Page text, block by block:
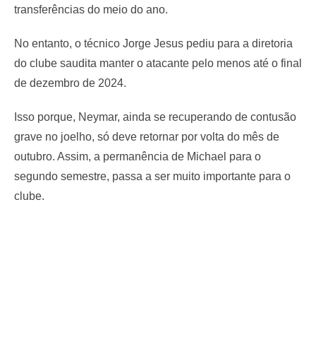
transferências do meio do ano.
No entanto, o técnico Jorge Jesus pediu para a diretoria
do clube saudita manter o atacante pelo menos até o final
de dezembro de 2024.
Isso porque, Neymar, ainda se recuperando de contusão
grave no joelho, só deve retornar por volta do mês de
outubro. Assim, a permanência de Michael para o
segundo semestre, passa a ser muito importante para o
clube.